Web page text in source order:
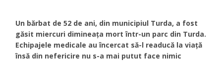
Un bărbat de 52 de ani, din municipiul Turda, a fost
găsit miercuri dimineața mort într-un parc din Turda.
Echipajele medicale au încercat să-l readucă la viață
însă din nefericire nu s-a mai putut face nimic